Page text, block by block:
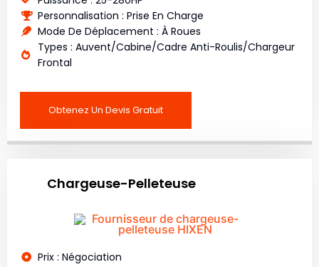
Personnalisation : Prise En Charge
Mode De Déplacement : À Roues
Types : Auvent/cabine/cadre Anti-Roulis/chargeur
Frontal
Obtenez Un Devis Gratuit
Chargeuse-Pelleteuse
Prix : Négociation